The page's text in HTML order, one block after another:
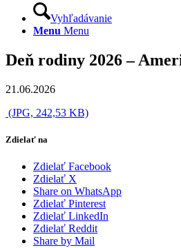
Vyhľadávanie
Menu Menu
Deň rodiny 2026 –
21.06.2026
(JPG, 242,53 KB)
Zdielať na
Zdielať Facebook
Zdielať X
Share on WhatsApp
Zdielať Pinterest
Zdielať LinkedIn
Zdielať Reddit
Share by Mail